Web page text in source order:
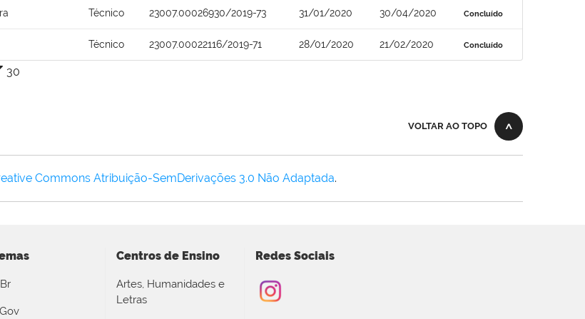
Técnico 23007.00026930/2019-73 31/01/2020 30/04/2020 Concluído
Técnico 23007.00022116/2019-71 28/01/2020 21/02/2020 Concluído
30
VOLTAR AO TOPO
Commons Atribuição-SemDerivações 3.0 Não Adaptada.
Centros de Ensino
Artes, Humanidades e
Letras
Redes Sociais